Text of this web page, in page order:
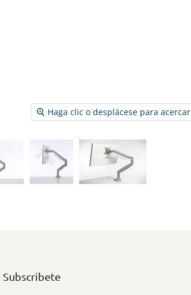
Haga clic o desplácese para acercar
Subscribete